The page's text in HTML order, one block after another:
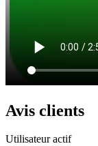
Avis clients
Utilisateur actif